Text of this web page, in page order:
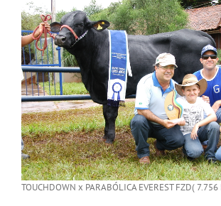
TOUCHDOWN x PARABÓLICA EVEREST FZD(